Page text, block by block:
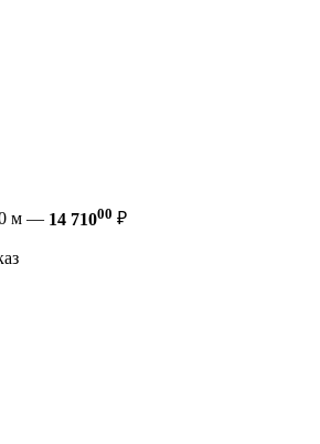
м — 14 71000 ₽